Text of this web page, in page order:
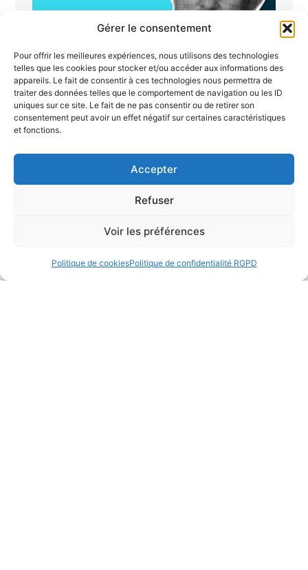
Gérer le consentement
Pour offrir les meilleures expériences, nous utilisons des technologies
telles que les cookies pour stocker et/ou accéder aux informations des
appareils. Le fait de consentir à ces technologies nous permettra de
traiter des données telles que le comportement de navigation ou les ID
uniques sur ce site. Le fait de ne pas consentir ou de retirer son
consentement peut avoir un effet négatif sur certaines caractéristiques
et fonctions.
Accepter
Refuser
Voir les préférences
Politique de cookiesPolitique de confidentialité RGPD
William Sharpe : l’homme qui a
révolutionné la mesure du risque en